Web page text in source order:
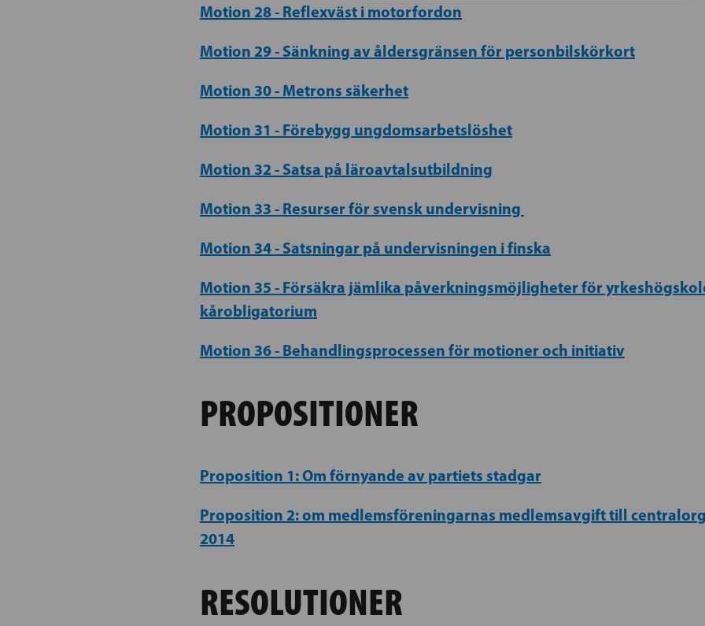
Motion 28 - Reflexväst i motorfordon
Motion 29 - Sänkning av åldersgränsen för personbilskörkort
Motion 30 - Metrons säkerhet
Motion 31 - Förebygg ungdomsarbetslöshet
Motion 32 - Satsa på läroavtalsutbildning
Motion 33 - Resurser för svensk undervisning
Motion 34 - Satsningar på undervisningen i finska
Motion 35 - Försäkra jämlika påverkningsmöjligheter för
kårobligatorium
Motion 36 - Behandlingsprocessen för motioner och initiativ
PROPOSITIONER
Proposition 1: Om förnyande av partiets stadgar
Proposition 2: om medlemsföreningarnas medlemsavgift till
2014
RESOLUTIONER